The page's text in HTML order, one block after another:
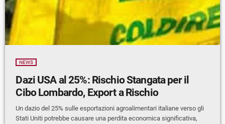
NEWS
Dazi USA al 25%: Rischio Stangata per il
Cibo Lombardo, Export a Rischio
Un dazio del 25% sulle esportazioni agroalimentari italiane verso gli
Stati Uniti potrebbe causare una perdita economica significativa,